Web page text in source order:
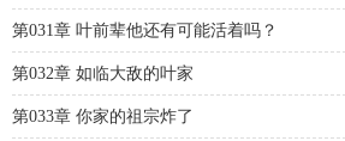
第031章 叶前辈他还有可能活着吗？
第032章 如临大敌的叶家
第033章 你家的祖宗炸了